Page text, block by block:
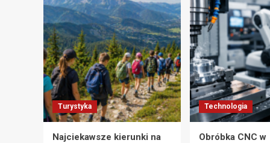
Turystyka
Najciekawsze kierunki na
Technologia
Obróbka CNC w